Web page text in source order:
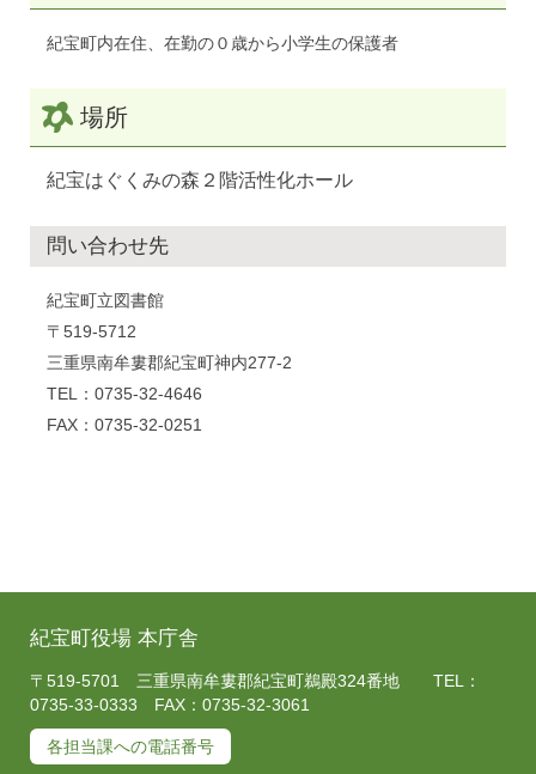
紀宝町内在住、在勤の０歳から小学生の保護者
場所
紀宝はぐくみの森２階活性化ホール
問い合わせ先
紀宝町立図書館
〒519-5712
三重県南牟婁郡紀宝町神内277-2
TEL：0735-32-4646
FAX：0735-32-0251
紀宝町役場 本庁舎
〒519-5701 三重県南牟婁郡紀宝町鵜殿324番地 TEL：
0735-33-0333 FAX：0735-32-3061
各担当課への電話番号